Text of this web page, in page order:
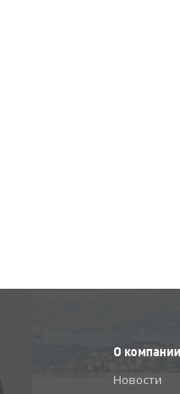
О компании
Новости